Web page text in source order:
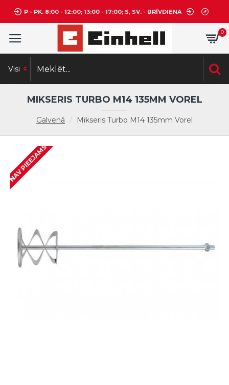
P - PK. 8:00 - 12:00; 13:00 - 17:00; S, SV. - BRĪVDIENA
0
Visi
Galvenā Mikseris Turbo M14 135mm Vorel
MIKSERIS TURBO M14 135MM VOREL
NAV PIEEJAMS